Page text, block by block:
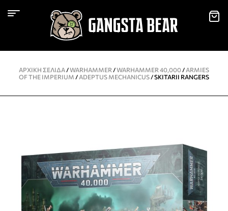
ΑΡΧΙΚΉ ΣΕΛΊΔΑ/WARHAMMER /WARHAMMER 40,000/ ARMIES
OF THE IMPERIUM / ADEPTUS MECHANICUS/ SKITARII RANGERS